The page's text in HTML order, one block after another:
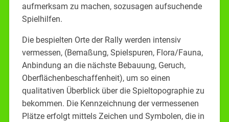
aufmerksam zu machen, sozusagen aufsuchende
Spielhilfen.
Die bespielten Orte der Rally werden intensiv
vermessen, (Bemaßung, Spielspuren, Flora/Fauna,
Anbindung an die nächste Bebauung, Geruch,
Oberflächenbeschaffenheit), um so einen
qualitativen Überblick über die Spieltopographie zu
bekommen. Die Kennzeichnung der vermessenen
Plätze erfolgt mittels Zeichen und Symbolen, die in